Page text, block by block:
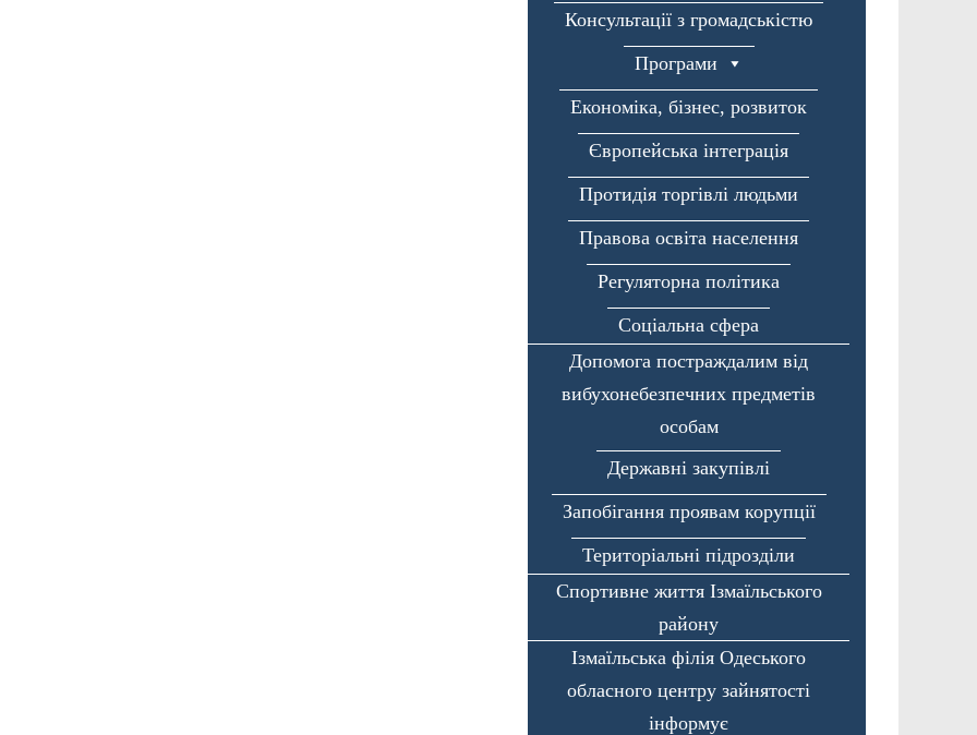
Консультації з громадськістю
Програми
Економіка, бізнес, розвиток
Європейська інтеграція
Протидія торгівлі людьми
Правова освіта населення
Регуляторна політика
Соціальна сфера
Допомога постраждалим від
вибухонебезпечних предметів
особам
Державні закупівлі
Запобігання проявам корупції
Територіальні підрозділи
Спортивне життя Ізмаїльського
району
Ізмаїльська філія Одеського
обласного центру зайнятості
інформує